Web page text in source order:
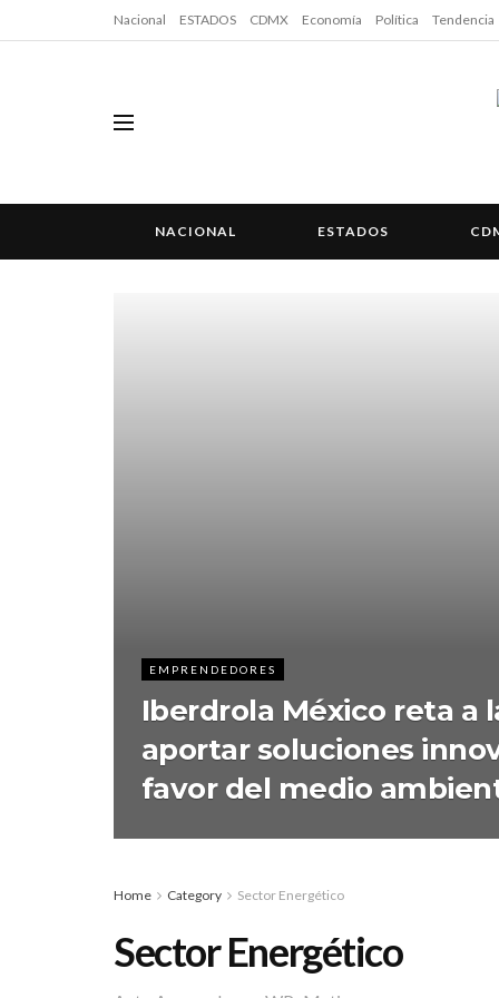
Nacional ESTADOS CDMX Economía Política Tendencia
NACIONAL ESTADOS
EMPRENDEDORES
Iberdrola México reta a
aportar soluciones
favor del medio
Home Category Sector Energético
Sector Energético